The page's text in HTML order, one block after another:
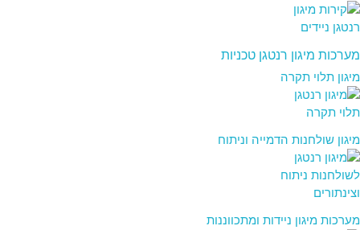
מערכות מיגון רנטגן טכניות
מיגון תלוי תקרה
מיגון שולחנות הדמייה וניתוח
מערכות מיגון ניידות ומתכווננות